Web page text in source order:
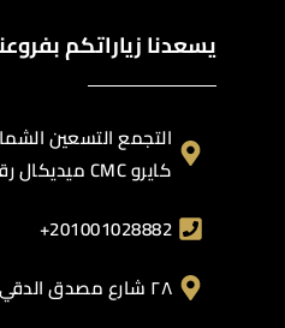
يسعدنا زياراتكم
التجمع التسعين
كايرو CMC ميديكال رقم واحد الدور الارضي
201001028882+
٢٨ شارع مصدق الدقي